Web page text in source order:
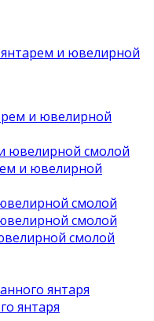
и ювелирной
и ювелирной
ювелирной смолой
и ювелирной
смолой
смолой
смолой
янтаря
янтаря